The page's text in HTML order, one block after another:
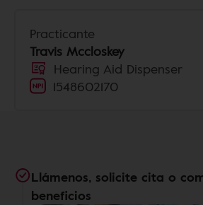
Practicante
Travis Mccloskey
Hearing Aid Dispenser
1548602170
Llámenos, solicite cita o
beneficios